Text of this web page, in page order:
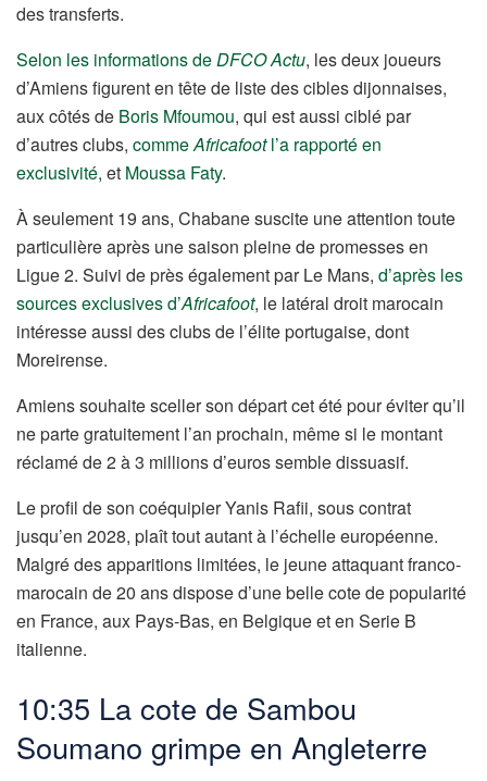
des transferts.
Selon les informations deDFCO Actu, les deux joueurs
d’Amiens figurent en tête de liste des cibles dijonnaises,
aux côtés de Boris Mfoumou, qui est aussi ciblé par
d’autres clubs, commeAfricafootl’a rapporté en
exclusivité, et Moussa Faty.
À seulement 19 ans, Chabane suscite une attention toute
particulière après une saison pleine de promesses en
Ligue 2. Suivi de près également par Le Mans, d’après les
sources exclusives d’Africafoot, le latéral droit marocain
intéresse aussi des clubs de l’élite portugaise, dont
Moreirense.
Amiens souhaite sceller son départ cet été pour éviter qu’il
ne parte gratuitement l’an prochain, même si le montant
réclamé de 2 à 3 millions d’euros semble dissuasif.
Le profil de son coéquipier Yanis Rafii, sous contrat
jusqu’en 2028, plaît tout autant à l’échelle européenne.
Malgré des apparitions limitées, le jeune attaquant franco-
marocain de 20 ans dispose d’une belle cote de popularité
en France, aux Pays-Bas, en Belgique et en Serie B
italienne.
10:35 La cote de Sambou
Soumano grimpe en Angleterre